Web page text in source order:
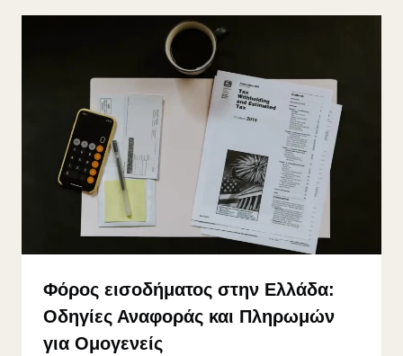
Φόρος εισοδήματος στην Ελλάδα:
Οδηγίες Αναφοράς και Πληρωμών
για Ομογενείς